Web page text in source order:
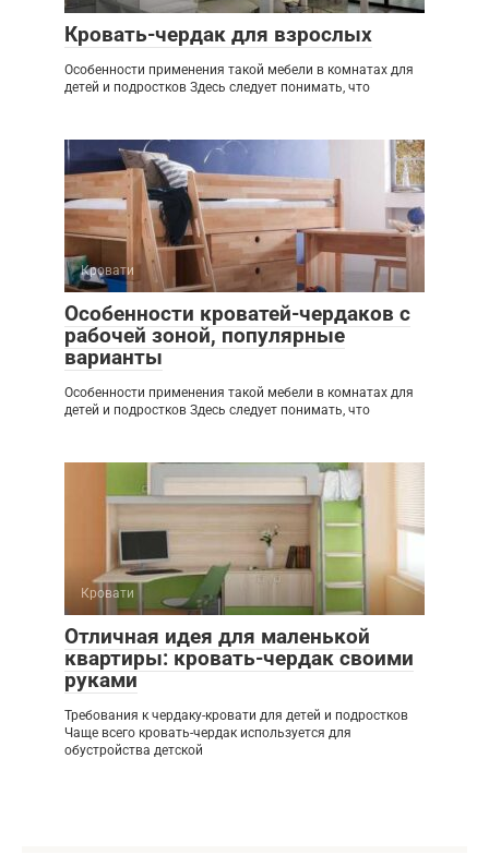
Кровать-чердак для взрослых
Особенности применения такой мебели в комнатах для
детей и подростков Здесь следует понимать, что
Кровати
Особенности кроватей-чердаков с
рабочей зоной, популярные
варианты
Особенности применения такой мебели в комнатах для
детей и подростков Здесь следует понимать, что
Кровати
Отличная идея для маленькой
квартиры: кровать-чердак своими
руками
Требования к чердаку-кровати для детей и подростков
Чаще всего кровать-чердак используется для
обустройства детской